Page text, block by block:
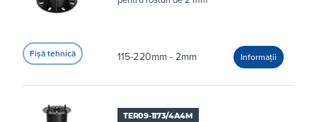
115-220mm - 2mm
TER09-1173/4A4M